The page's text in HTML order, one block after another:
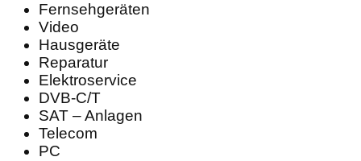
Fernsehgeräten
Video
Hausgeräte
Reparatur
Elektroservice
DVB-C/T
SAT – Anlagen
Telecom
PC